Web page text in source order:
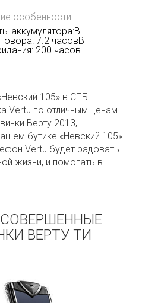
особенности:
аккумулятора:В
7.2 часовВ
200 часов
105» в СПБ
Vertu по отличным ценам.
Верту 2013,
бутике «Невский 105».
Vertu будет радовать
жизни, и помогать в
ВЕРТУ ТИ